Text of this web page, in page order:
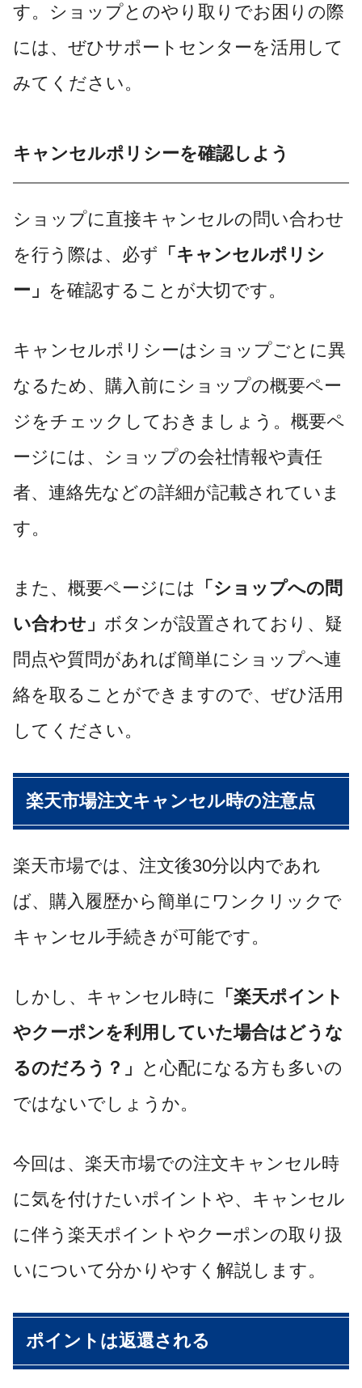
す。ショップとのやり取りでお困りの際
には、ぜひサポートセンターを活用して
みてください。
キャンセルポリシーを確認しよう
ショップに直接キャンセルの問い合わせ
を行う際は、必ず 「キャンセルポリシ
ー」 を確認することが大切です。
キャンセルポリシーはショップごとに異
なるため、購入前にショップの概要ペー
ジをチェックしておきましょう。概要ペ
ージには、ショップの会社情報や責任
者、連絡先などの詳細が記載されていま
す。
また、概要ページには
「ショップへの問
い合わせ」 ボタンが設置されており、疑
問点や質問があれば簡単にショップへ連
絡を取ることができますので、ぜひ活用
してください。
楽天市場注文キャンセル時の注意点
楽天市場では、注文後30分以内であれ
ば、購入履歴から簡単にワンクリックで
キャンセル手続きが可能です。
しかし、キャンセル時に
「楽天ポイント
やクーポンを利用していた場合はどうな
るのだろう？」 と心配になる方も多いの
ではないでしょうか。
今回は、楽天市場での注文キャンセル時
に気を付けたいポイントや、キャンセル
に伴う楽天ポイントやクーポンの取り扱
いについて分かりやすく解説します。
ポイントは返還される